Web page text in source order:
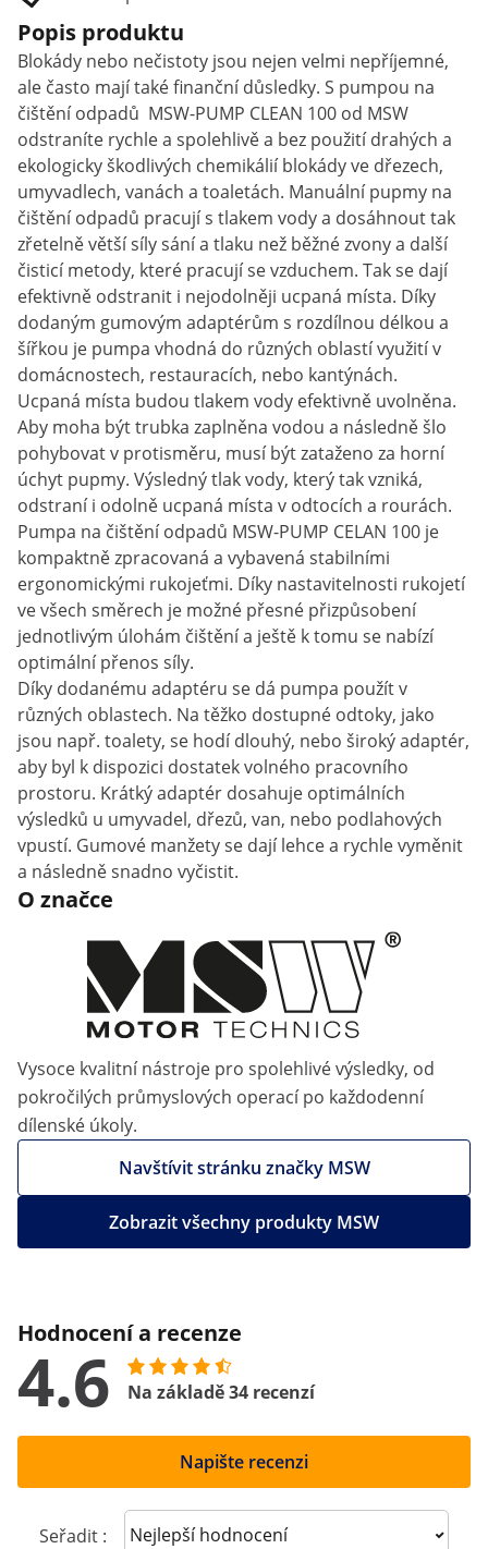
Popis produktu
Blokády nebo nečistoty jsou nejen velmi nepříjemné,
ale často mají také finanční důsledky. S pumpou na
čištění odpadů MSW-PUMP CLEAN 100 od MSW
odstraníte rychle a spolehlivě a bez použití drahých a
ekologicky škodlivých chemikálií blokády ve dřezech,
umyvadlech, vanách a toaletách. Manuální pupmy na
čištění odpadů pracují s tlakem vody a dosáhnout tak
zřetelně větší síly sání a tlaku než běžné zvony a další
čisticí metody, které pracují se vzduchem. Tak se dají
efektivně odstranit i nejodolněji ucpaná místa. Díky
dodaným gumovým adaptérům s rozdílnou délkou a
šířkou je pumpa vhodná do různých oblastí využití v
domácnostech, restauracích, nebo kantýnách.
Ucpaná místa budou tlakem vody efektivně uvolněna.
Aby moha být trubka zaplněna vodou a následně šlo
pohybovat v protisměru, musí být zataženo za horní
úchyt pupmy. Výsledný tlak vody, který tak vzniká,
odstraní i odolně ucpaná místa v odtocích a rourách.
Pumpa na čištění odpadů MSW-PUMP CELAN 100 je
kompaktně zpracovaná a vybavená stabilními
ergonomickými rukojeťmi. Díky nastavitelnosti rukojetí
ve všech směrech je možné přesné přizpůsobení
jednotlivým úlohám čištění a ještě k tomu se nabízí
optimální přenos síly.
Díky dodanému adaptéru se dá pumpa použít v
různých oblastech. Na těžko dostupné odtoky, jako
jsou např. toalety, se hodí dlouhý, nebo široký adaptér,
aby byl k dispozici dostatek volného pracovního
prostoru. Krátký adaptér dosahuje optimálních
výsledků u umyvadel, dřezů, van, nebo podlahových
vpustí. Gumové manžety se dají lehce a rychle vyměnit
a následně snadno vyčistit.
O značce
Vysoce kvalitní nástroje pro spolehlivé výsledky, od
pokročilých průmyslových operací po každodenní
dílenské úkoly.
Navštívit stránku značky MSW
Zobrazit všechny produkty MSW
Hodnocení a recenze
4.6 Na základě 34 recenzí
Napište recenzi
Seřadit : Sort reviews